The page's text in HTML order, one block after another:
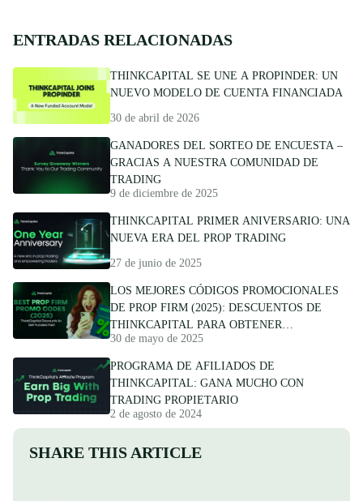
ENTRADAS RELACIONADAS
THINKCAPITAL SE UNE A PROPINDER: UN
NUEVO MODELO DE CUENTA FINANCIADA
30 de abril de 2026
GANADORES DEL SORTEO DE ENCUESTA –
GRACIAS A NUESTRA COMUNIDAD DE
TRADING
9 de diciembre de 2025
THINKCAPITAL PRIMER ANIVERSARIO: UNA
NUEVA ERA DEL PROP TRADING
27 de junio de 2025
LOS MEJORES CÓDIGOS PROMOCIONALES
DE PROP FIRM (2025): DESCUENTOS DE
THINKCAPITAL PARA OBTENER
FINANCIAMIENTO RÁPIDO
30 de mayo de 2025
PROGRAMA DE AFILIADOS DE
THINKCAPITAL: GANA MUCHO CON
TRADING PROPIETARIO
2 de agosto de 2024
SHARE THIS ARTICLE